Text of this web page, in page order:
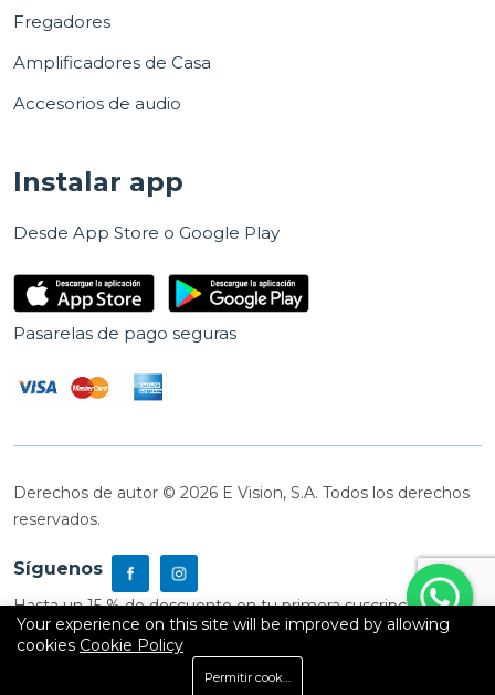
Fregadores
Amplificadores de Casa
Accesorios de audio
Instalar app
Desde App Store o Google Play
Pasarelas de pago seguras
Derechos de autor © 2026 E Vision, S.A. Todos los derechos
reservados.
Síguenos
Hasta un 15 % de descuento en tu primera suscripción
Carrito
Your experience on this site will be improved by allowing
cookies Cookie Policy
Permitir cookies